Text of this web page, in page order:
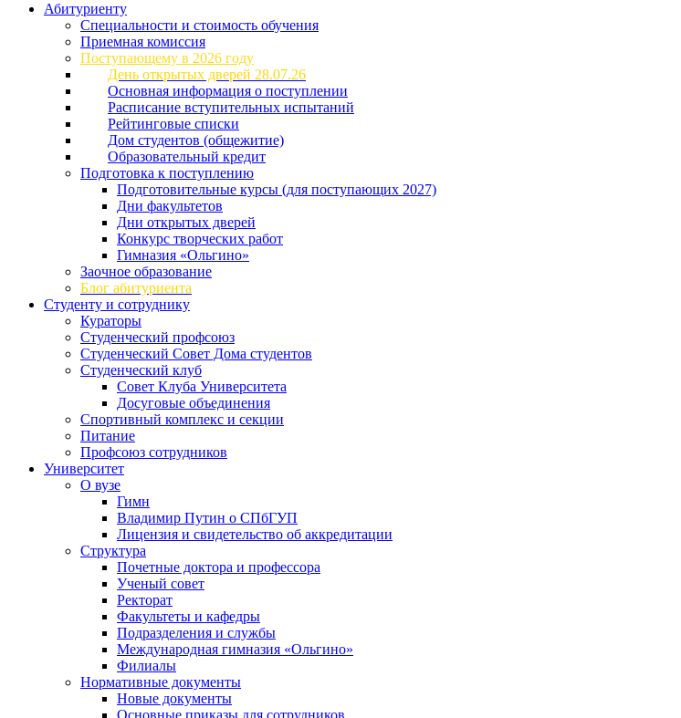
Абитуриенту
Специальности и стоимость обучения
Приемная комиссия
Поступающему в 2026 году
День открытых дверей 28.07.26
Основная информация о поступлении
Расписание вступительных испытаний
Рейтинговые списки
Дом студентов (общежитие)
Образовательный кредит
Подготовка к поступлению
Подготовительные курсы (для поступающих 2027)
Дни факультетов
Дни открытых дверей
Конкурс творческих работ
Гимназия «Ольгино»
Заочное образование
Блог абитуриента
Студенту и сотруднику
Кураторы
Студенческий профсоюз
Студенческий Совет Дома студентов
Студенческий клуб
Совет Клуба Университета
Досуговые объединения
Спортивный комплекс и секции
Питание
Профсоюз сотрудников
Университет
О вузе
Гимн
Владимир Путин о СПбГУП
Лицензия и свидетельство об аккредитации
Структура
Почетные доктора и профессора
Ученый совет
Ректорат
Факультеты и кафедры
Подразделения и службы
Международная гимназия «Ольгино»
Филиалы
Нормативные документы
Новые документы
Основные приказы для сотрудников